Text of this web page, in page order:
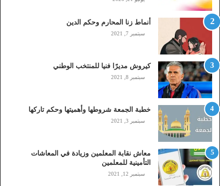
ل
(
s
,
م
و
ب
ا
ي
ل
ي
ز
ي
ن
)
أنماط زنا المحارم وحكم الدين
سبتمبر 7, 2021
كيروش مديرًا فنيا للمنتخب الوطني
سبتمبر 8, 2021
خطبة الجمعة شروطها وأهميتها وحكم تاركها
سبتمبر 3, 2021
معاش نقابة المعلمين وزيادة في المعاشات
التأمينية للمعلمين
سبتمبر 12, 2021